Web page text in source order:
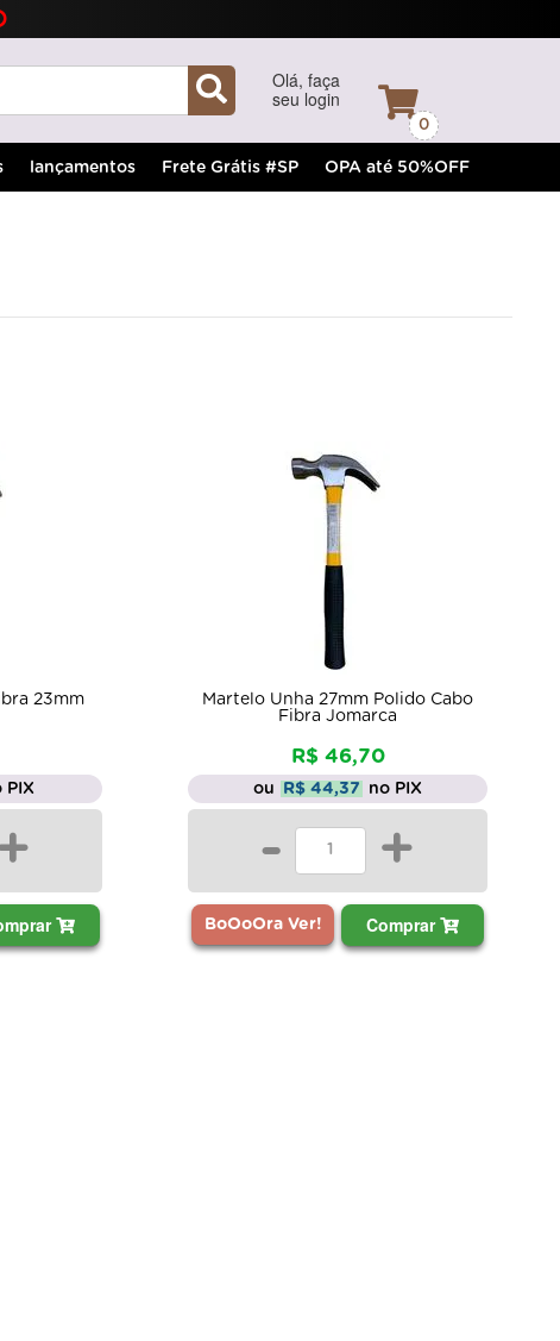
Olá, faça
seu login
0
lançamentos Frete Grátis #SP OPA até 50%OFF
23mm
PIX
Martelo Unha 27mm Polido Cabo
Fibra Jomarca
R$ 46,70
ou R$ 44,37 no PIX
- +
BoOoOra Ver! Comprar